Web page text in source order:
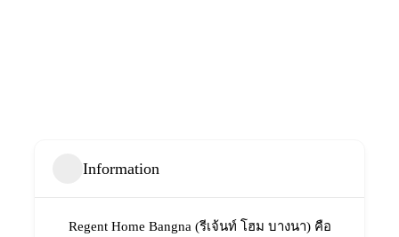
Information
Regent Home Bangna (รีเจ้นท์ โฮม บางนา) คือ